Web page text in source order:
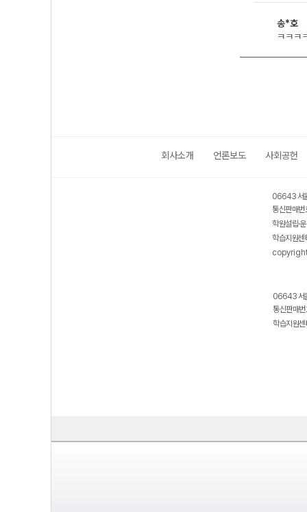
송*호
ㅋㅋㅋ
회사소개 언론보도 사회공헌
06643 서
통신판매
학원설립·
학습지원
06643 서
통신판매
학습지원